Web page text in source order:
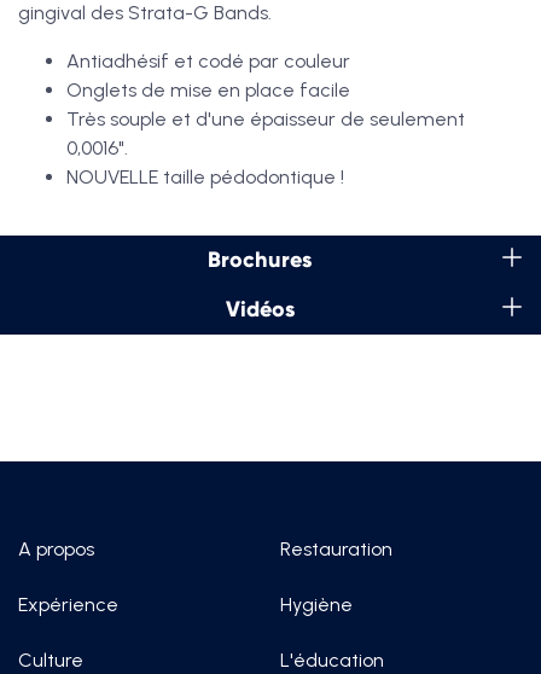
gingival des Strata-G Bands.
Antiadhésif et codé par couleur
Onglets de mise en place facile
Très souple et d'une épaisseur de seulement
0,0016".
NOUVELLE taille pédodontique !
Brochures
Vidéos
A propos
Expérience
Culture
Restauration
Hygiène
L'éducation